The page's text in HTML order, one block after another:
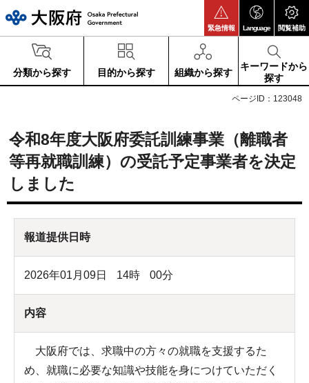
緊急情報 Language 閲覧補助
分類から探す 目的から探す 組織から探す
キーワードから
探す
ページID：123048
令和8年度大阪府委託訓練事業（離職者
等再就職訓練）の受託予定事業者を決定
しました
報道提供日時
2026年01月09日 14時 00分
内容
大阪府では、求職中の方々の就職を支援するた
め、就職に必要な知識や技能を身につけていただく